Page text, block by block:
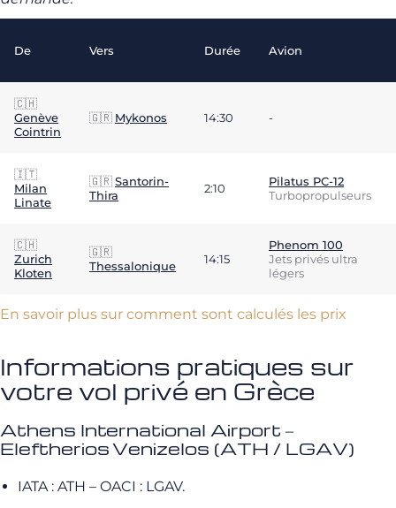
De Vers Durée Avion
🇨🇭
Genève
Cointrin
🇬🇷 Mykonos 14:30 -
🇮🇹
Milan
Linate
🇬🇷Santorin-
Thira
2:10
Pilatus PC-12
Turbopropulseurs
🇨🇭
Zurich
Kloten
🇬🇷
Thessalonique
14:15
Phenom 100
Jets privés ultra
légers
En savoir plus sur comment sont calculés les prix
Informations pratiques sur
votre vol privé en Grèce
Athens International Airport –
Eleftherios Venizelos (ATH / LGAV)
IATA : ATH – OACI : LGAV.